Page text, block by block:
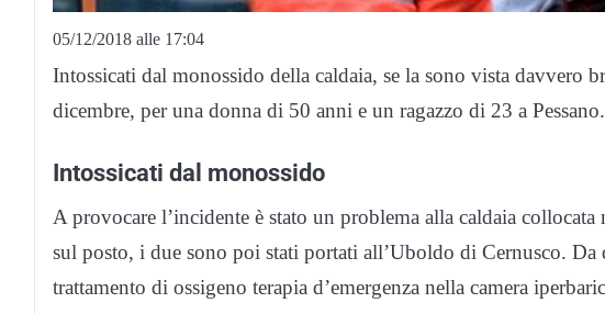
05/12/2018 alle 17:04
Intossicati dal monossido della caldaia, se la sono vista davvero
dicembre, per una donna di 50 anni e un ragazzo di 23 a Pessano.
Intossicati dal monossido
A provocare l’incidente è stato un problema alla caldaia
sul posto, i due sono poi stati portati all’Uboldo di Cernusco.
trattamento di ossigeno terapia d’emergenza nella camera